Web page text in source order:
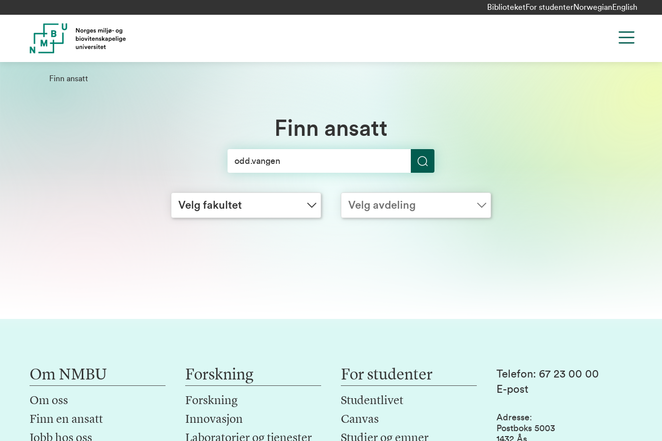
Biblioteket For studenterNorwegian English
Finn ansatt
Finn ansatt
Velg fakultet Velg avdeling
Om NMBU
Om oss
Finn en ansatt
Jobb hos oss
Forskning
Forskning
Innovasjon
Laboratorier og tjenester
For studenter
Studentlivet
Canvas
Studier og emner
Telefon: 67 23 00 00
E-post
Adresse:
Postboks 5003
1432 Ås